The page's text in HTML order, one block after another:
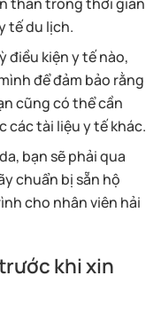
tế du lịch.
điều kiện y tế nào,
để đảm bảo rằng
cũng có thể cần
tài liệu y tế khác.
bạn sẽ phải qua
chuẩn bị sẵn hộ
cho nhân viên hải
khi xin